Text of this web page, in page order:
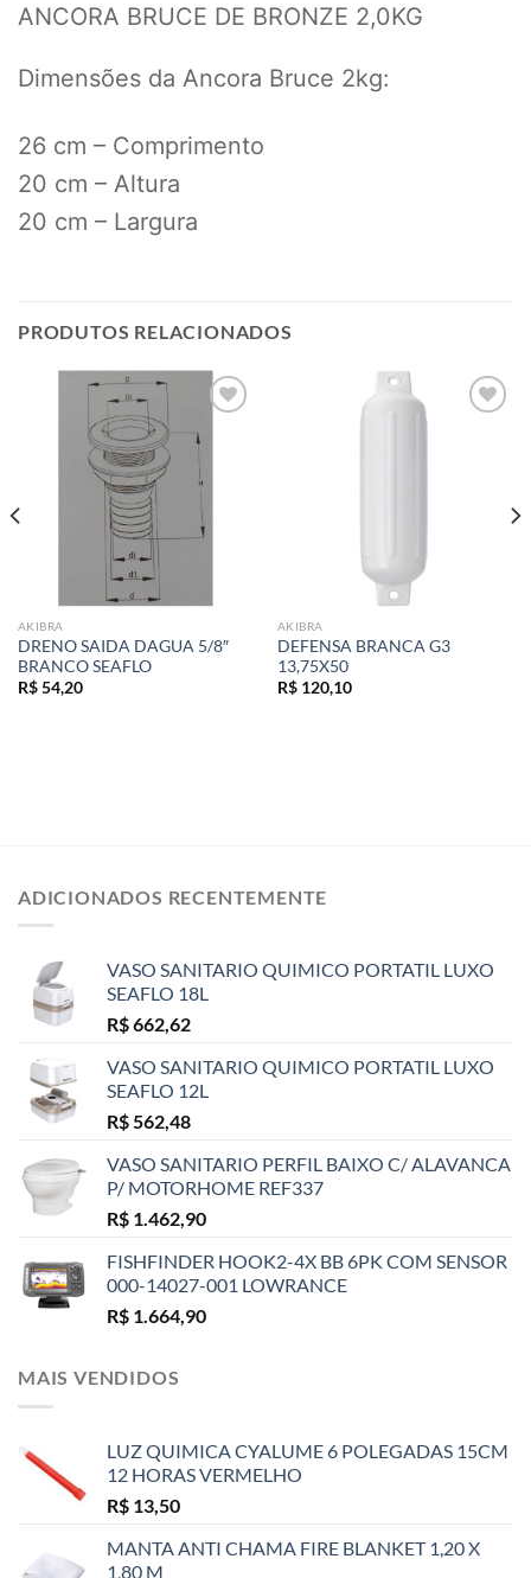
ANCORA BRUCE DE BRONZE 2,0KG
Dimensões da Ancora Bruce 2kg:
26 cm – Comprimento
20 cm – Altura
20 cm – Largura
PRODUTOS RELACIONADOS
Add to
wishlist
AKIBRA
DRENO SAIDA DAGUA 5/8″
BRANCO SEAFLO
R$54,20
AKIBRA
DEFENSA BRANCA G3
13,75X50
R$120,10
ADICIONADOS RECENTEMENTE
VASO SANITARIO QUIMICO PORTATIL LUXO
SEAFLO 18L
R$662,62
VASO SANITARIO QUIMICO PORTATIL LUXO
SEAFLO 12L
R$562,48
VASO SANITARIO PERFIL BAIXO C/ ALAVANCA
P/ MOTORHOME REF337
R$ 1.462,90
FISHFINDER HOOK2-4X BB 6PK COM SENSOR
000-14027-001 LOWRANCE
R$ 1.664,90
MAIS VENDIDOS
LUZ QUIMICA CYALUME 6 POLEGADAS 15CM
12 HORAS VERMELHO
R$ 13,50
MANTA ANTI CHAMA FIRE BLANKET 1,20 X
1,80 M